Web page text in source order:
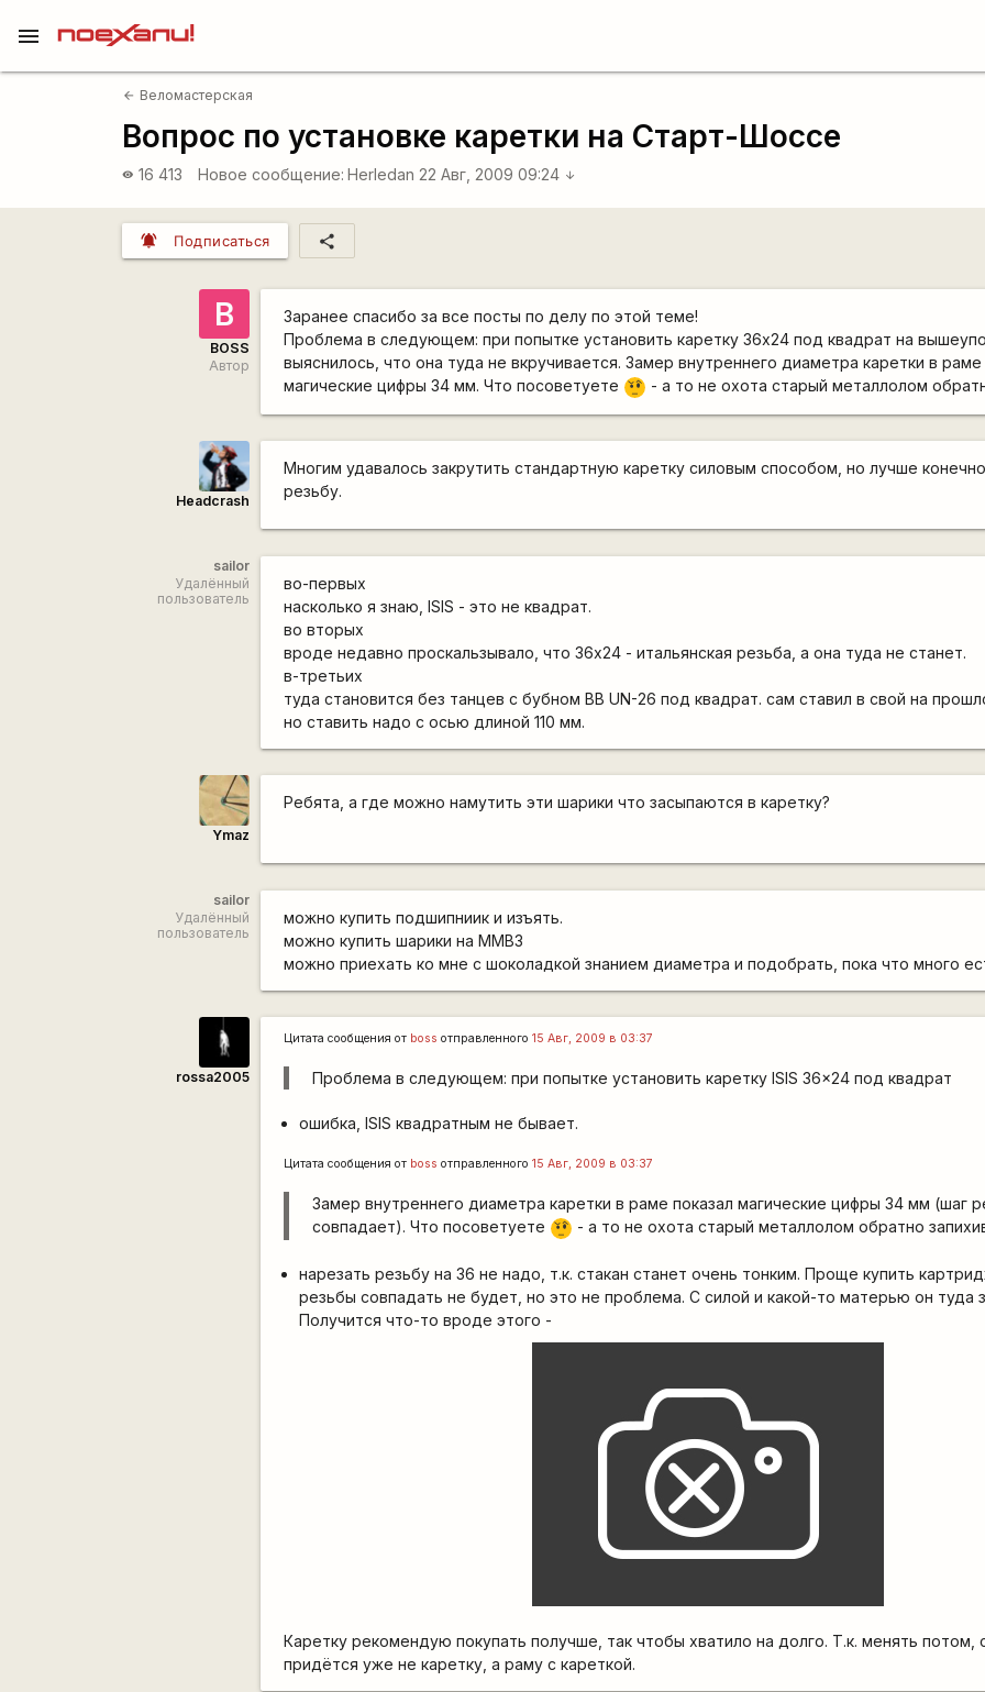
menu
arrow_back Веломастерская
Вопрос по установке каретки на Старт-Шоссе
visibility 16 413 Новое сообщение: Herledan 22 Авг, 2009 09:24 arrow_downward
notifications_active Подписаться share
B
BOSS
Автор
Заранее спасибо за все посты по делу по этой теме!
Проблема в следующем: при попытке установить каретку 36x24 под квадрат на
выяснилось, что она туда не вкручивается. Замер внутреннего диаметра каретки в раме
магические цифры 34 мм. Что посоветуете ??? - а то не охота старый металлолом
Headcrash
Многим удавалось закрутить стандартную каретку силовым способом, но лучше
резьбу.
sailor
Удалённый
пользователь
во-первых
насколько я знаю, ISIS - это не квадрат.
во вторых
вроде недавно проскальзывало, что 36х24 - итальянская резьба, а она туда не станет.
в-третьих
туда становится без танцев с бубном BB UN-26 под квадрат. сам ставил в свой на
но ставить надо с осью длиной 110 мм.
Ymaz
Ребята, а где можно намутить эти шарики что засыпаются в каретку?
sailor
Удалённый
пользователь
можно купить подшипниик и изъять.
можно купить шарики на ММВЗ
можно приехать ко мне с шоколадкой знанием диаметра и подобрать, пока что много
rossa2005
Цитата сообщения от boss отправленного15 Авг, 2009 в 03:37
Проблема в следующем: при попытке установить каретку ISIS 36x24 под квадрат
ошибка, ISIS квадратным не бывает.
Цитата сообщения от boss отправленного15 Авг, 2009 в 03:37
Замер внутреннего диаметра каретки в раме показал магические цифры 34 мм (шаг
совпадает). Что посоветуете ??? - а то не охота старый металлолом обратно
нарезать резьбу на 36 не надо, т.к. стакан станет очень тонким. Проще купить
резьбы совпадать не будет, но это не проблема. С силой и какой-то матерью он туда
Получится что-то вроде этого -
Каретку рекомендую покупать получше, так чтобы хватило на долго. Т.к. менять потом,
придётся уже не каретку, а раму с кареткой.